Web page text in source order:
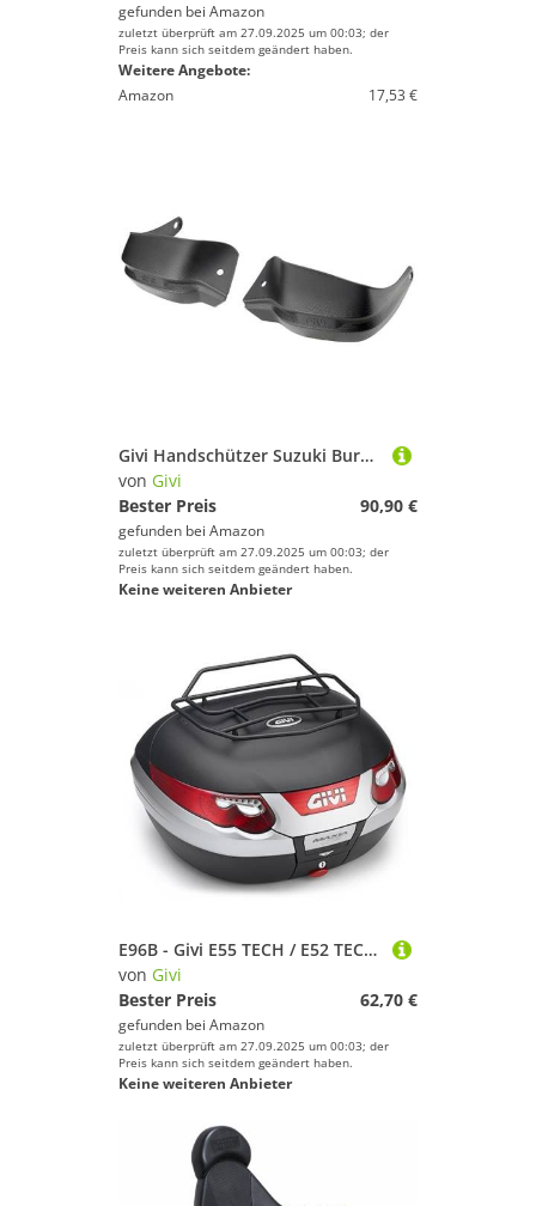
gefunden bei Amazon
zuletzt überprüft am 27.09.2025 um 00:03; der
Preis kann sich seitdem geändert haben.
Weitere Angebote:
Amazon
17,53 €
Givi Handschützer Suzuki Burgman 400 17 (Hp3115
von Givi
Bester Preis
90,90 €
gefunden bei Amazon
zuletzt überprüft am 27.09.2025 um 00:03; der
Preis kann sich seitdem geändert haben.
Keine weiteren Anbieter
E96B - Givi E55 TECH / E52 TECH Metallic Rack by Givi
von Givi
Bester Preis
62,70 €
gefunden bei Amazon
zuletzt überprüft am 27.09.2025 um 00:03; der
Preis kann sich seitdem geändert haben.
Keine weiteren Anbieter